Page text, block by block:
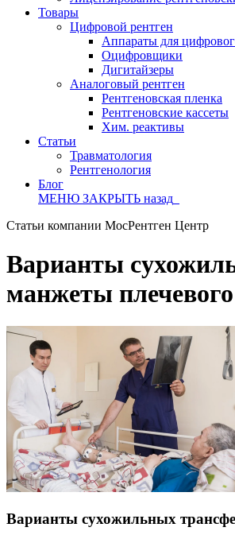
Товары
Цифровой рентген
Аппараты для
Оцифровщики
Дигитайзеры
Аналоговый рентген
Рентгеновская пленка
Рентгеновские кассеты
Хим. реактивы
Статьи
Травматология
Рентгенология
Блог
МЕНЮ ЗАКРЫТЬ назад
Статьи компании МосРентген Центр
Варианты
манжеты
Варианты сухожильных